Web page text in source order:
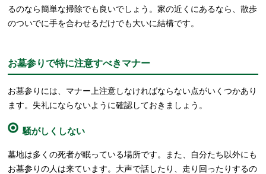
るのなら簡単な掃除でも良いでしょう。家の近くにあるなら、散歩
のついでに手を合わせるだけでも大いに結構です。
お墓参りで特に注意すべきマナー
お墓参りには、マナー上注意しなければならない点がいくつかあり
ます。失礼にならないように確認しておきましょう。
騒がしくしない
墓地は多くの死者が眠っている場所です。また、自分たち以外にも
お墓参りの人は来ています。大声で話したり、走り回ったりするの